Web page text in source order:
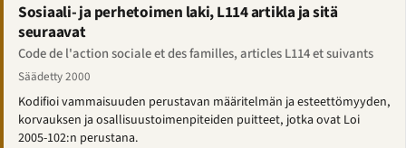
Sosiaali- ja perhetoimen laki, L114 artikla ja sitä
seuraavat
Code de l'action sociale et des familles, articles L114 et suivants
Säädetty 2000
Kodifioi vammaisuuden perustavan määritelmän ja esteettömyyden,
korvauksen ja osallisuustoimenpiteiden puitteet, jotka ovat Loi
2005-102:n perustana.